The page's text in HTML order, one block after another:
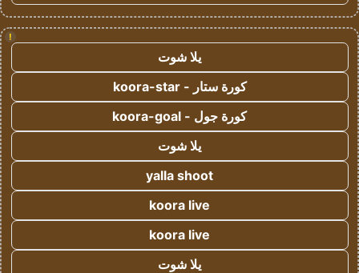
!
يلا شوت
كورة ستار - koora-star
كورة جول - koora-goal
يلا شوت
yalla shoot
koora live
koora live
يلا شوت